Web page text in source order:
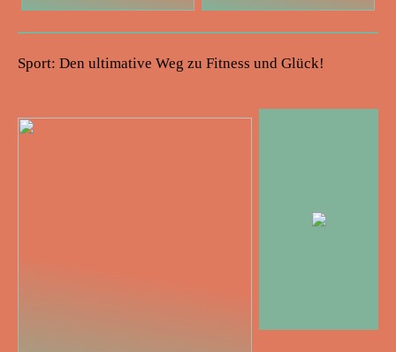
Sport: Den ultimative Weg zu Fitness und Glück!